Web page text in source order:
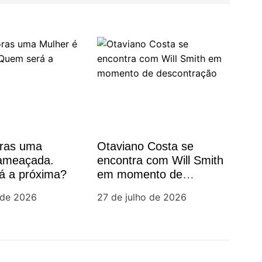
uma
a próxima?
2026
Otaviano Costa se
encontra com Will Smith
em momento de
27 de julho de 2026